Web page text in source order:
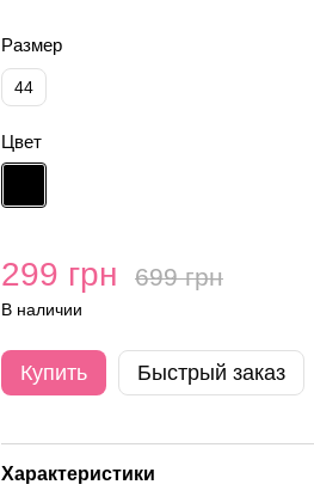
Размер
44
Цвет
299 грн 699 грн
В наличии
Купить Быстрый заказ
Характеристики